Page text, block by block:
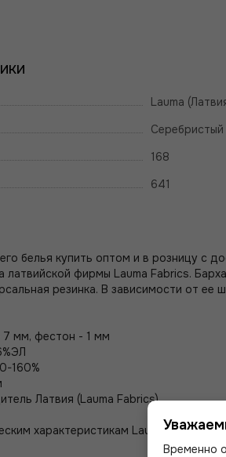
Lauma
Серебристый
168
641
белья купить оптом и в розницу с
латвийской фирмы Lauma Fabrics.
резинка. В зависимости от ее
7 мм, фестон - 1 мм
160%
Латвия (Lauma Fabrics)
характеристикам Lauma Fabrics
Временно